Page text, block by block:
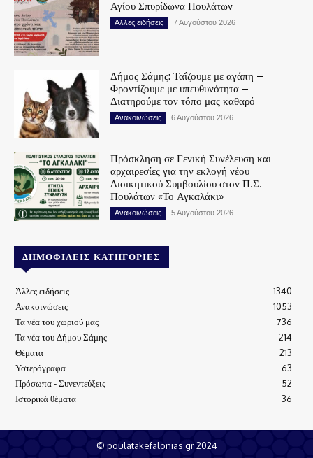
Αγίου Σπυρίδωνα Πουλάτων
Άλλες ειδήσεις 7 Αυγούστου 2026
Δήμος Σάμης: Ταΐζουμε με αγάπη –
Φροντίζουμε με υπευθυνότητα –
Διατηρούμε τον τόπο μας καθαρό
Ανακοινώσεις 6 Αυγούστου 2026
Πρόσκληση σε Γενική Συνέλευση και
αρχαιρεσίες για την εκλογή νέου
Διοικητικού Συμβουλίου στον Π.Σ.
Πουλάτων «Το Αγκαλάκι»
Ανακοινώσεις 5 Αυγούστου 2026
ΔΗΜΟΦΙΛΕΊΣ ΚΑΤΗΓΟΡΊΕΣ
Άλλες ειδήσεις
1340
Ανακοινώσεις
1053
Τα νέα του χωριού μας
736
Τα νέα του Δήμου Σάμης
214
Θέματα
213
Υστερόγραφα
63
Πρόσωπα - Συνεντεύξεις
52
Ιστορικά θέματα
36
© poulatakefalonias.gr 2024